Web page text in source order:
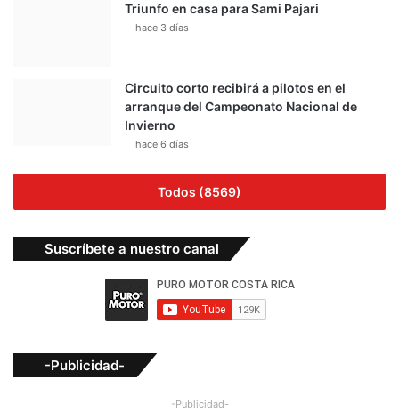
Triunfo en casa para Sami Pajari
hace 3 días
Circuito corto recibirá a pilotos en el
arranque del Campeonato Nacional de
Invierno
hace 6 días
Todos (8569)
Suscríbete a nuestro canal
-Publicidad-
-Publicidad-